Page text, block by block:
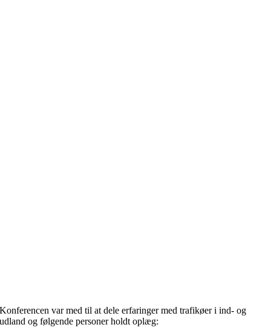
Konferencen var med til at dele erfaringer med trafikøer i ind- og
udland og følgende personer holdt oplæg: